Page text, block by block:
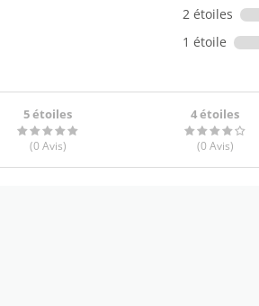
2 étoiles
1 étoile
5 étoiles
(0 Avis)
4 étoiles
(0 Avis)